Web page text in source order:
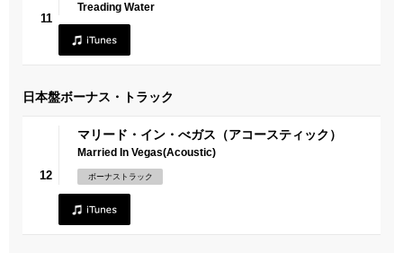
11
Treading Water
日本盤ボーナス・トラック
12
マリード・イン・べガス（アコースティック）
Married In Vegas(Acoustic)
ボーナストラック